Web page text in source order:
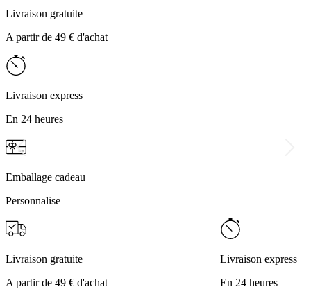
Livraison gratuite
A partir de 49 € d'achat
Livraison express
En 24 heures
Emballage cadeau
Personnalise
Livraison gratuite
A partir de 49 € d'achat
Livraison express
En 24 heures